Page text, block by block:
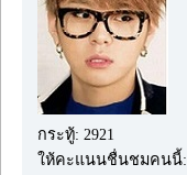
กระทู้: 2921
ให้คะแนนชื่นชมคนนี้: